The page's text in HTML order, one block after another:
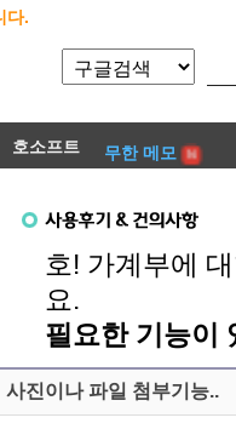
다.
호소프트 무한 메모
호! 가계부에
요.
필요한 기능이
사진이나 파일 첨부기능..